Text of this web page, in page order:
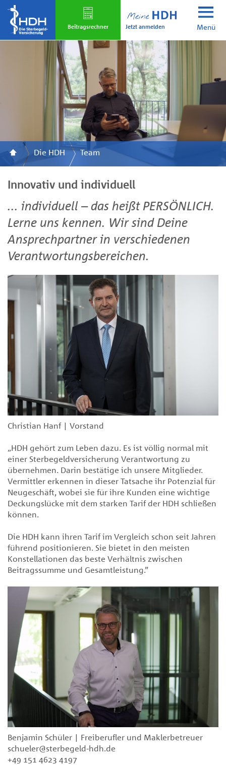
Skip
main
content
Beitrags­rechner Jetzt anmelden Menü
Die HDH Team
Innovativ und individuell
... individuell – das heißt PERSÖNLICH.
Lerne uns kennen. Wir sind Deine
Ansprechpartner in verschiedenen
Verantwortungsbereichen.
Christian Hanf | Vorstand
„HDH gehört zum Leben dazu. Es ist völlig normal mit
einer Sterbegeldversicherung Verantwortung zu
übernehmen. Darin bestätige ich unsere Mitglieder.
Vermittler erkennen in dieser Tatsache ihr Potenzial für
Neugeschäft, wobei sie für ihre Kunden eine wichtige
Deckungslücke mit dem starken Tarif der HDH schließen
können.
Die HDH kann ihren Tarif im Vergleich schon seit Jahren
führend positionieren. Sie bietet in den meisten
Konstellationen das beste Verhältnis zwischen
Beitragssumme und Gesamtleistung.”
Benjamin Schüler | Freiberufler und Maklerbetreuer
schueler@sterbegeld-hdh.de
+49 151 4623 4197